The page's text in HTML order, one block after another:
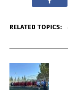
RELATED TOPICS: